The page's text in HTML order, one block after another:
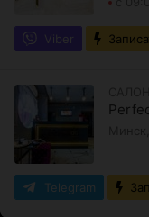
Viber
Telegram